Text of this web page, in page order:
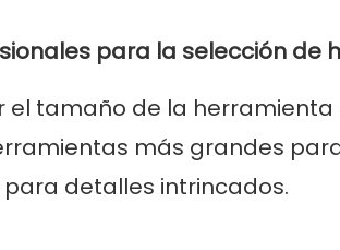
para la selección de
el tamaño de la
más grandes
detalles intrincados.